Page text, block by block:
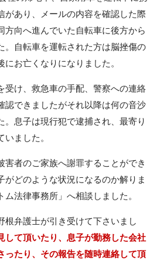
があり、メールの内容を確認した際
方向へ進んでいた自転車に後方から
。自転車を運転された方は脳挫傷の
にお亡くなりになりました。
受け、救急車の手配、警察への連絡
認できましたがそれ以降は何の音沙
。息子は現行犯で逮捕され、最寄り
いました。
害者のご家族へ謝罪することができ
がどのような状況になるのか解りま
ム法律事務所」へ相談しました。
根弁護士が引き受けて下さいまし
して頂いたり、息子が勤務した会社
ったり、その報告を随時連絡して頂